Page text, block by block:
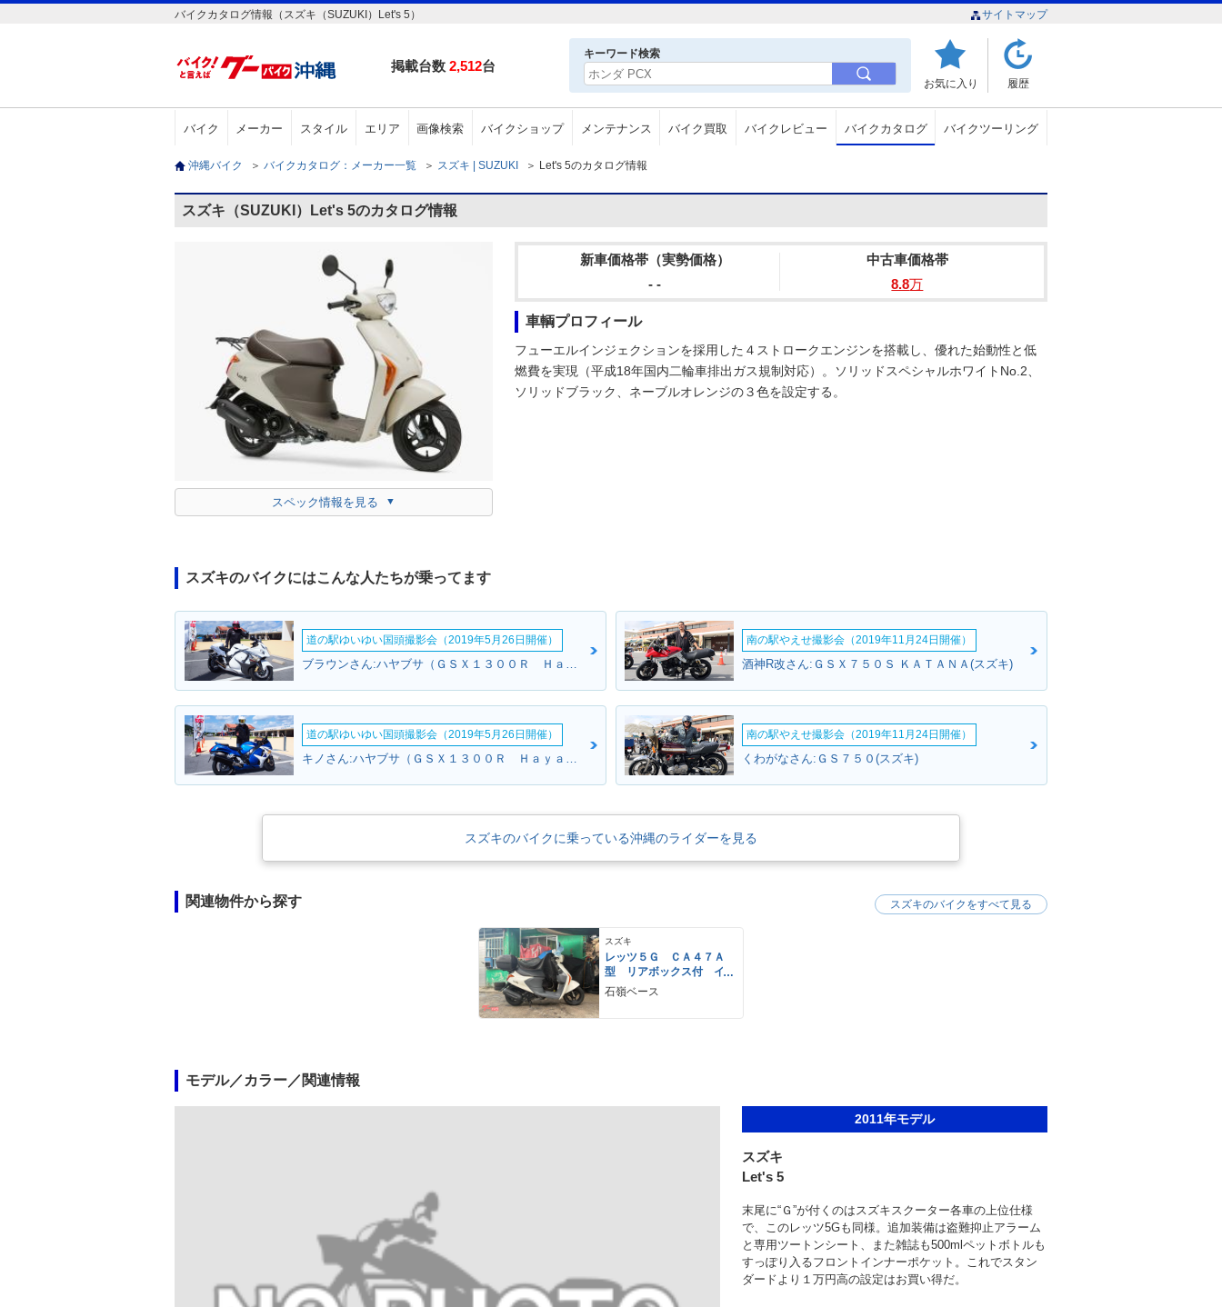
バイクカタログ情報（スズキ（SUZUKI）Let's 5） サイトマップ
掲載台数 2,512台
キーワード検索
お気に入り 履歴
バイク メーカー スタイル エリア 画像検索 バイクショップ メンテナンス バイク買取 バイクレビュー バイクカタログ バイクツーリング
沖縄バイク ＞ バイクカタログ：メーカー一覧 ＞ スズキ | SUZUKI ＞ Let's 5のカタログ情報
スズキ（SUZUKI）Let's 5のカタログ情報
スペック情報を見る
新車価格帯（実勢価格）
- -
中古車価格帯
8.8万
車輌プロフィール
フューエルインジェクションを採用した４ストロークエンジンを搭載し、優れた始動性と低
燃費を実現（平成18年国内二輪車排出ガス規制対応）。ソリッドスペシャルホワイトNo.2、
ソリッドブラック、ネーブルオレンジの３色を設定する。
スズキのバイクにはこんな人たちが乗ってます
道の駅ゆいゆい国頭撮影会（2019年5月26日開催）
ブラウンさん:ハヤブサ（ＧＳＸ１３００Ｒ Ｈａｙａｂｕｓａ）(スズキ)
南の駅やえせ撮影会（2019年11月24日開催）
酒神R改さん:ＧＳＸ７５０Ｓ ＫＡＴＡＮＡ(スズキ)
道の駅ゆいゆい国頭撮影会（2019年5月26日開催）
キノさん:ハヤブサ（ＧＳＸ１３００Ｒ Ｈａｙａｂｕｓａ）(スズキ)
南の駅やえせ撮影会（2019年11月24日開催）
くわがなさん:ＧＳ７５０(スズキ)
スズキのバイクに乗っている沖縄のライダーを見る
関連物件から探す
スズキ
レッツ５Ｇ ＣＡ４７Ａ
型 リアボックス付 イ
ンジェクション ４サイ
クル
石嶺ベース
スズキのバイクをすべて見る
モデル／カラー／関連情報
2011年モデル
スズキ
Let's 5
末尾に“Ｇ”が付くのはスズキスクーター各車の上位仕様
で、このレッツ5Gも同様。追加装備は盗難抑止アラーム
と専用ツートンシート、また雑誌も500mlペットボトルも
すっぽり入るフロントインナーポケット。これでスタン
ダードより１万円高の設定はお買い得だ。